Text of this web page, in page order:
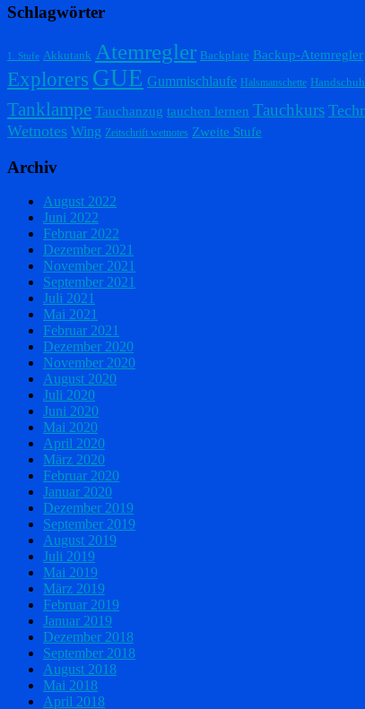
Schlagwörter
1. Stufe Akkutank Atemregler Backplate Backup-Atemregler
Explorers GUE Gummischlaufe Halsmanschette
Tanklampe Tauchanzug tauchen lernen Tauchkurs
Wetnotes Wing Zeitschrift wetnotes Zweite Stufe
Archiv
August 2022
Juni 2022
Februar 2022
Dezember 2021
November 2021
September 2021
Juli 2021
Mai 2021
Februar 2021
Dezember 2020
November 2020
August 2020
Juli 2020
Juni 2020
Mai 2020
April 2020
März 2020
Februar 2020
Januar 2020
Dezember 2019
September 2019
August 2019
Juli 2019
Mai 2019
März 2019
Februar 2019
Januar 2019
Dezember 2018
September 2018
August 2018
Mai 2018
April 2018